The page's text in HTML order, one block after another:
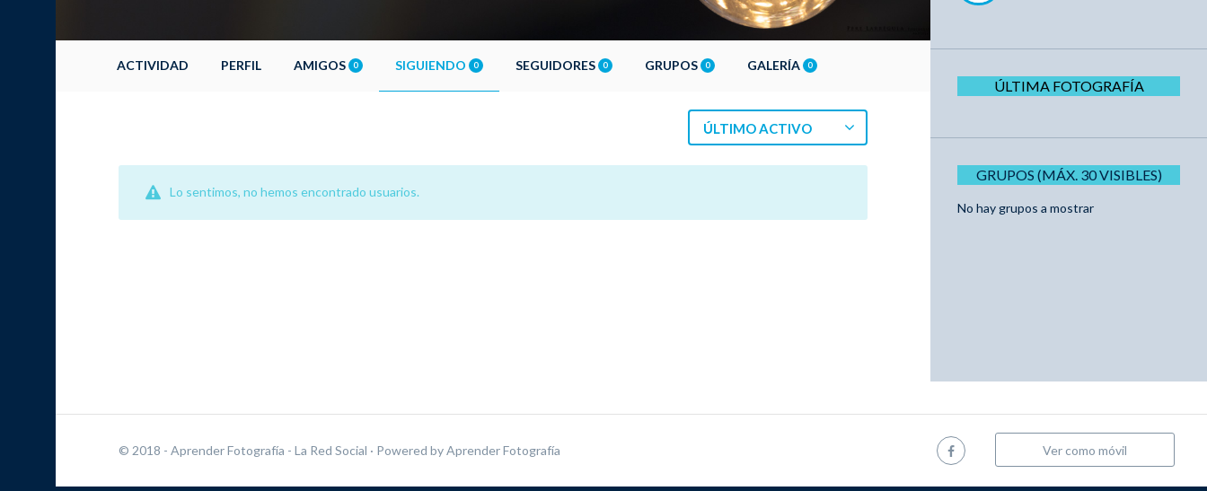
ACTIVIDAD PERFIL AMIGOS 0 SIGUIENDO 0 SEGUIDORES 0 GRUPOS 0 GALERÍA 0
ÚLTIMO ACTIVO
Lo sentimos, no hemos encontrado usuarios.
ÚLTIMA FOTOGRAFÍA
GRUPOS (MÁX. 30 VISIBLES)
No hay grupos a mostrar
© 2018 - Aprender Fotografía - La Red Social · Powered byAprender Fotografía